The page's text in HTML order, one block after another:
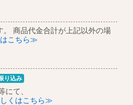
。 商品代金合計が上記以外の場
こちら≫
り込み
にて、
くはこちら≫